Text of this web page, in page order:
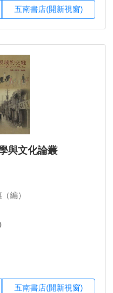
五南書店(開新視窗)
與文化論叢
編）
五南書店(開新視窗)